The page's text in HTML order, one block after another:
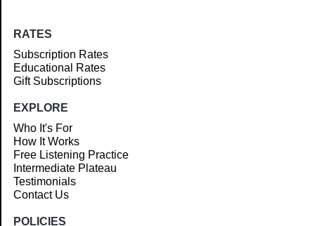
RATES
Subscription Rates
Educational Rates
Gift Subscriptions
EXPLORE
Who It's For
How It Works
Free Listening Practice
Intermediate Plateau
Testimonials
Contact Us
POLICIES